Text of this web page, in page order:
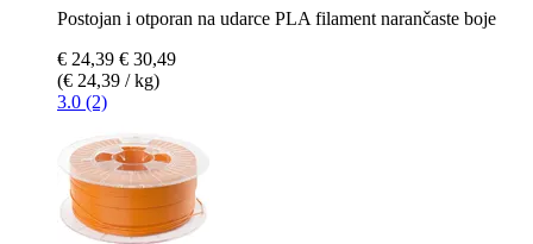
Postojan i otporan na udarce PLA filament narančaste boje
€ 24,39 € 30,49
(€ 24,39 / kg)
3.0 (2)